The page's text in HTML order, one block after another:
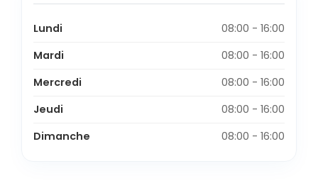
Lundi
08:00 - 16:00
Mardi
08:00 - 16:00
Mercredi
08:00 - 16:00
Jeudi
08:00 - 16:00
Dimanche
08:00 - 16:00